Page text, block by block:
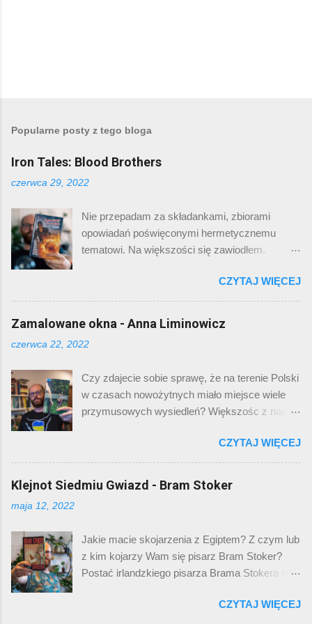
Popularne posty z tego bloga
Iron Tales: Blood Brothers
czerwca 29, 2022
Nie przepadam za składankami, zbiorami
opowiadań poświęconymi hermetycznemu
tematowi. Na większości się zawiodłem.
Swoją przygodę z muzyką zaczynałem między
innymi od zespołu Iron Maiden. Większość
fanów heavy metalu zna ten zespół i większość
powiedzieć uwielbieniem. Hity takie jak The
chyba znane każdemu wielbicielowi ciężkiego
brzmienia. A wiecie kto jest maskotką
zespołu? Maskotką zespołu i nieodłącznym
roku jest Eddie. Pierwsza jego wersja została
stworzona przez Dereka Riggsa, brytyjskiego
rysownika. Od tamtej pory na stałe zagościł na
komputerowej. Postać Eddiego jest na tyle
charakterystyczna, że nie może jej zabraknąć
na żadnym koncercie. Gdy myślimy o Iron
CZYTAJ WIĘCEJ
Zamalowane okna - Anna Liminowicz
czerwca 22, 2022
Czy zdajecie sobie sprawę, że na terenie Polski
w czasach nowożytnych miało miejsce wiele
przymusowych wysiedleń? Większośc z nas
przesiedleniach i wywózce do pracy ludności
polskiej podczas okupacji nazistowskiej.
Natomiast o przesiedleniach mniejszości
struktury państwowe Polski Ludowej. Polegała
ona na masowej deportacji całych wsi i osad
oraz rozproszeniu ludności cywilnej z terenu
przebiegała w sposób brutalny i bezwzględny.
CZYTAJ WIĘCEJ
Klejnot Siedmiu Gwiazd - Bram Stoker
maja 12, 2022
Jakie macie skojarzenia z Egiptem? Z czym lub
z kim kojarzy Wam się pisarz Bram Stoker?
Postać irlandzkiego pisarza Brama Stokera mi
czosnkiem, śmiercią, Londynem, krwią,
CZYTAJ WIĘCEJ